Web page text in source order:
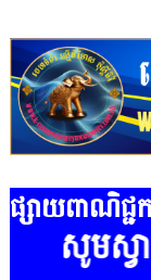
ផ្សាយពាណិជ្ជ
គមន៍